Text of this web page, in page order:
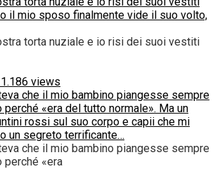
il mio sposo finalmente vide il suo volto,
torta nuziale e io risi dei suoi vestiti
1.186 views
che il mio bambino piangesse sempre
«era del tutto normale». Ma un
rossi sul suo corpo e capii che mi
un segreto terrificante…
che il mio bambino piangesse sempre
perché «era